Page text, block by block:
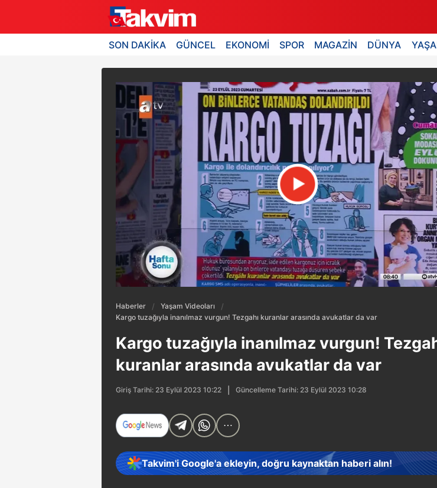
SON DAKİKA GÜNCEL EKONOMİ SPOR MAGAZİN DÜNYA
Haberler
Yaşam Videoları
Kargo tuzağıyla inanılmaz vurgun! Tezgahı kuranlar arasında avukatlar da var
Kargo tuzağıyla inanılmaz vurgun!
kuranlar arasında avukatlar da var
Giriş Tarihi: 23 Eylül 2023 10:22 Güncelleme Tarihi: 23 Eylül 2023 10:28
Takvim'i Google'a ekleyin, doğru kaynaktan haberi alın!